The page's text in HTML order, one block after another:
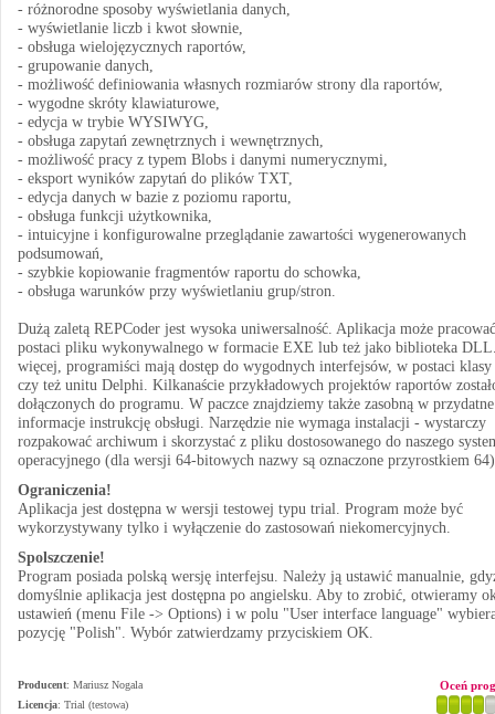
- różnorodne sposoby wyświetlania danych,
- wyświetlanie liczb i kwot słownie,
- obsługa wielojęzycznych raportów,
- grupowanie danych,
- możliwość definiowania własnych rozmiarów strony dla raportów,
- wygodne skróty klawiaturowe,
- edycja w trybie WYSIWYG,
- obsługa zapytań zewnętrznych i wewnętrznych,
- możliwość pracy z typem Blobs i danymi numerycznymi,
- eksport wyników zapytań do plików TXT,
- edycja danych w bazie z poziomu raportu,
- obsługa funkcji użytkownika,
- intuicyjne i konfigurowalne przeglądanie zawartości wygenerowanych
podsumowań,
- szybkie kopiowanie fragmentów raportu do schowka,
- obsługa warunków przy wyświetlaniu grup/stron.
Dużą zaletą REPCoder jest wysoka uniwersalność. Aplikacja może
postaci pliku wykonywalnego w formacie EXE lub też jako biblioteka
więcej, programiści mają dostęp do wygodnych interfejsów, w postaci klasy
czy też unitu Delphi. Kilkanaście przykładowych projektów raportów
dołączonych do programu. W paczce znajdziemy także zasobną w przydatne
informacje instrukcję obsługi. Narzędzie nie wymaga instalacji - wystarczy
rozpakować archiwum i skorzystać z pliku dostosowanego do naszego
operacyjnego (dla wersji 64-bitowych nazwy są oznaczone przyrostkiem
Ograniczenia!
Aplikacja jest dostępna w wersji testowej typu trial. Program może być
wykorzystywany tylko i wyłączenie do zastosowań niekomercyjnych.
Spolszczenie!
Program posiada polską wersję interfejsu. Należy ją ustawić manualnie,
domyślnie aplikacja jest dostępna po angielsku. Aby to zrobić, otwieramy
ustawień (menu File -> Options) i w polu "User interface language"
pozycję "Polish". Wybór zatwierdzamy przyciskiem OK.
Producent: Mariusz Nogala
Licencja: Trial (testowa)
Oceń